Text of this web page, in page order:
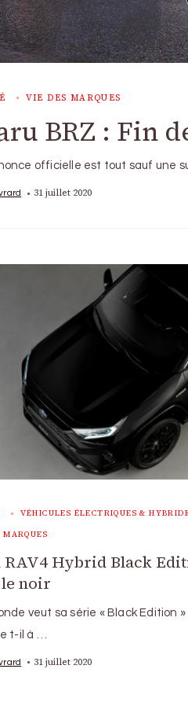
VIE DES MARQUES
BRZ : Fin
officielle est tout sauf une
31 juillet 2020
VÉHICULES ÉLECTRIQUES &
RAV4 Hybrid Black
noir
veut sa série « Black Edition
t-il à …
31 juillet 2020